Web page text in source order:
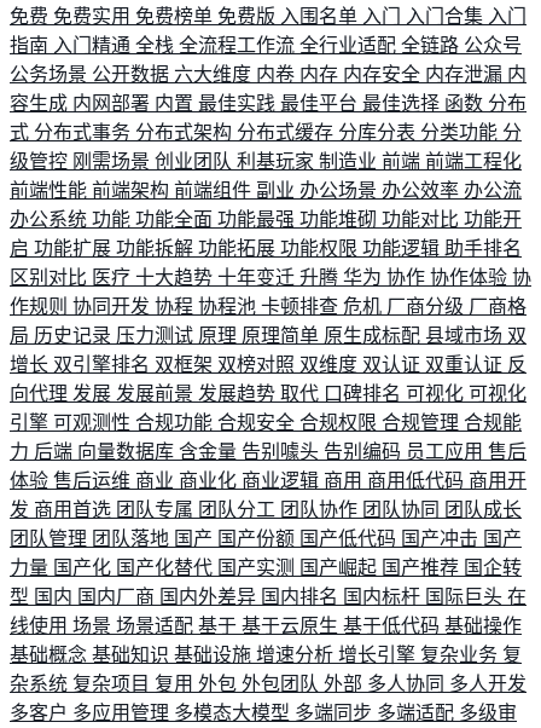
免费 免费实用 免费榜单 免费版 入围名单 入门 入门合集 入门
指南 入门精通 全栈 全流程工作流 全行业适配 全链路 公众号
公务场景 公开数据 六大维度 内卷 内存 内存安全 内存泄漏 内
容生成 内网部署 内置 最佳实践 最佳平台 最佳选择 函数 分布
式 分布式事务 分布式架构 分布式缓存 分库分表 分类功能 分
级管控 刚需场景 创业团队 利基玩家 制造业 前端 前端工程化
前端性能 前端架构 前端组件 副业 办公场景 办公效率 办公流
办公系统 功能 功能全面 功能最强 功能堆砌 功能对比 功能开
启 功能扩展 功能拆解 功能拓展 功能权限 功能逻辑 助手排名
区别对比 医疗 十大趋势 十年变迁 升腾 华为 协作 协作体验 协
作规则 协同开发 协程 协程池 卡顿排查 危机 厂商分级 厂商格
局 历史记录 压力测试 原理 原理简单 原生成标配 县域市场 双
增长 双引擎排名 双框架 双榜对照 双维度 双认证 双重认证 反
向代理 发展 发展前景 发展趋势 取代 口碑排名 可视化 可视化
引擎 可观测性 合规功能 合规安全 合规权限 合规管理 合规能
力 后端 向量数据库 含金量 告别噱头 告别编码 员工应用 售后
体验 售后运维 商业 商业化 商业逻辑 商用 商用低代码 商用开
发 商用首选 团队专属 团队分工 团队协作 团队协同 团队成长
团队管理 团队落地 国产 国产份额 国产低代码 国产冲击 国产
力量 国产化 国产化替代 国产实测 国产崛起 国产推荐 国企转
型 国内 国内厂商 国内外差异 国内排名 国内标杆 国际巨头 在
线使用 场景 场景适配 基于 基于云原生 基于低代码 基础操作
基础概念 基础知识 基础设施 增速分析 增长引擎 复杂业务 复
杂系统 复杂项目 复用 外包 外包团队 外部 多人协同 多人开发
多客户 多应用管理 多模态大模型 多端同步 多端适配 多级审